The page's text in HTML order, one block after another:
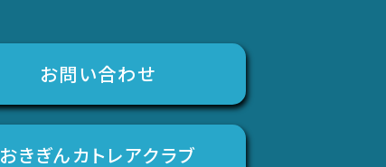
お問い合わせ
おきぎんカトレアクラブ